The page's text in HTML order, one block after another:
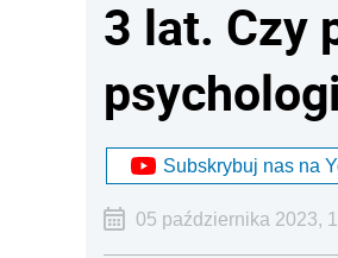
3 lat. Czy
Subskrybuj nas na
05 października 2023,